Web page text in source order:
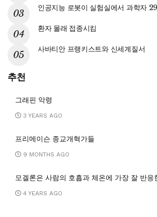
인공지능 로봇이 실험실에서 과학자
환자 몰래 접종시킴
사바티안 프랭키스트와 신세계질서
추천
그래핀 악령
3 YEARS AGO
프리메이슨 종교개혁가들
9 MONTHS AGO
모겔론은 사람의 호흡과 체온에 가장 잘 반응
4 YEARS AGO